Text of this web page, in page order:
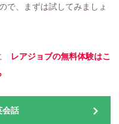
で、まずは試してみましょ
レアジョブの無料体験はこ
会話